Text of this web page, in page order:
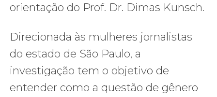
orientação do Prof. Dr. Dimas Kunsch.
Direcionada às mulheres jornalistas
do estado de São Paulo, a
investigação tem o objetivo de
entender como a questão de gênero